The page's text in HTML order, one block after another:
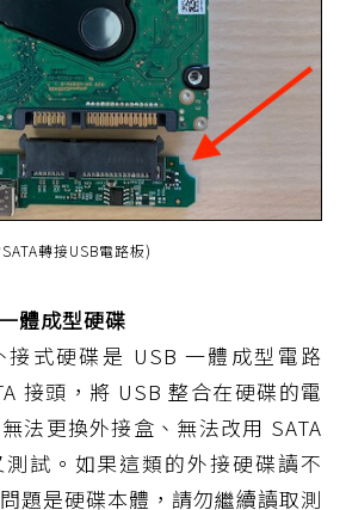
轉接USB電路板)
體成型硬碟
接式硬碟是 USB 一體成型電路
接頭，將 USB 整合在硬碟的電
法更換外接盒、無法改用 SATA
試。如果這類的外接硬碟讀不
題是硬碟本體，請勿繼續讀取測